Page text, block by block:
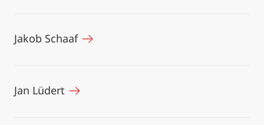
Jakob Schaaf
Jan Lüdert